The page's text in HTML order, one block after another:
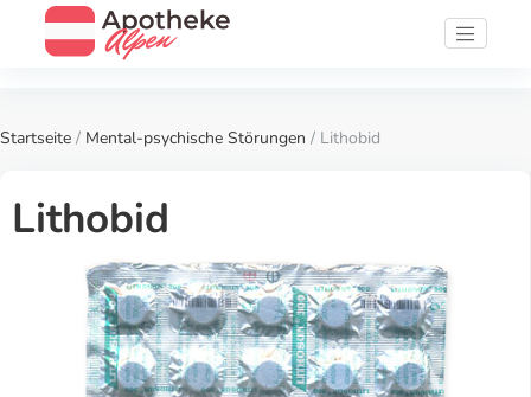
Startseite / Mental-psychische Störungen / Lithobid
Lithobid